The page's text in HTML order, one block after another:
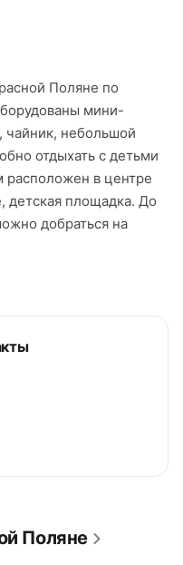
Поляне по
мини-
чайник, небольшой
отдыхать с детьми
расположен в центре
детская площадка. До
добраться на
Поляне